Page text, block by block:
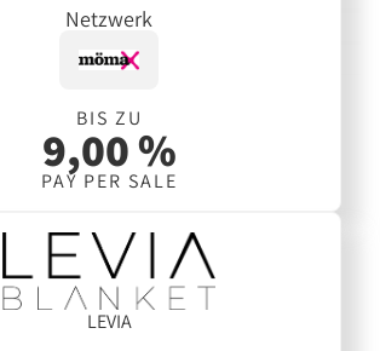
Netzwerk
BIS ZU
9,00 %
PAY PER SALE
LEVIA